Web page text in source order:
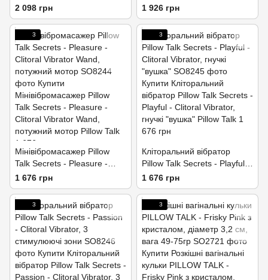
Massager Set - Navy
2 098 грн
Steel Anal Plug із кристалом
Swarovski
1 926 грн
3
Мінівібромасажер Pillow
Talk Secrets - Pleasure -
Clitoral Vibrator Wand,
потужний мотор
1 676 грн
3
Кліторальний вібратор
Pillow Talk Secrets - Playful -
Clitoral Vibrator, гнучкі
"вушка"
1 676 грн
3 3